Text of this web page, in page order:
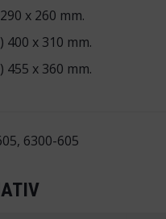
x 260 mm.
400 x 310 mm.
455 x 360 mm.
6300-605